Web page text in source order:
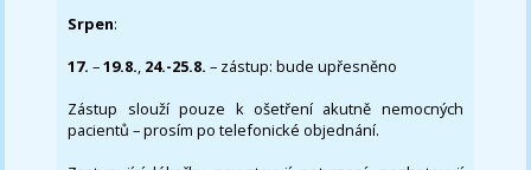
Srpen:
17. –19.8., 24.-25.8. – zástup: bude upřesněno
Zástup slouží pouze k ošetření akutně nemocných
pacientů – prosím po telefonické objednání.